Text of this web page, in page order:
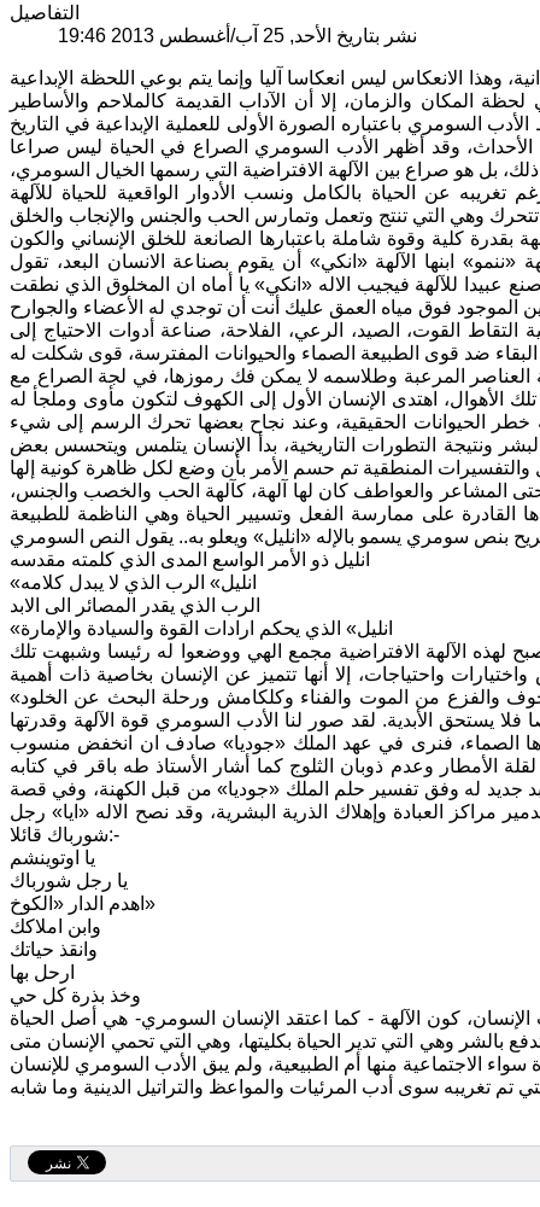
التفاصيل
نشر بتاريخ الأحد, 25 آب/أغسطس 2013 19:46
وهذا الانعكاس ليس انعكاسا آليا وإنما يتم بوعي اللحظة الإبداعية
المكان والزمان، إلا أن الآداب القديمة كالملاحم والأساطير
السومري باعتباره الصورة الأولى للعملية الإبداعية في التاريخ
وقد أظهر الأدب السومري الصراع في الحياة ليس صراعا
بل هو صراع بين الآلهة الافتراضية التي رسمها الخيال السومري،
عن الحياة بالكامل ونسب الأدوار الواقعية للحياة للآلهة
كلية وقوة شاملة باعتبارها الصانعة للخلق الإنساني والكون
ابنها الآلهة «انكي» أن يقوم بصناعة الانسان البعد، تقول
عبيدا للآلهة فيجيب الاله «انكي» يا أماه ان المخلوق الذي نطقت
التقاط القوت، الصيد، الرعي، الفلاحة، صناعة أدوات الاحتياج إلى
ضد قوى الطبيعة الصماء والحيوانات المفترسة، قوى شكلت له
المرعبة وطلاسمه لا يمكن فك رموزها، في لجة الصراع مع
اهتدى الإنسان الأول إلى الكهوف لتكون مأوى وملجأ له
الحيوانات الحقيقية، وعند نجاح بعضها تحرك الرسم إلى شيء
ونتيجة التطورات التاريخية، بدأ الإنسان يتلمس ويتحسس بعض
المشاعر والعواطف كان لها آلهة، كآلهة الحب والخصب والجنس،
القادرة على ممارسة الفعل وتسيير الحياة وهي الناظمة للطبيعة
انليل ذو الأمر الواسع المدى الذي كلمته مقدسه
«انليل» الرب الذي لا يبدل كلامه
الرب الذي يقدر المصائر الى الابد
«انليل» الذي يحكم ارادات القوة والسيادة والإمارة
الآلهة الافتراضية مجمع الهي ووضعوا له رئيسا وشبهت تلك
واحتياجات، إلا أنها تتميز عن الإنسان بخاصية ذات أهمية
والفزع من الموت والفناء وكلكامش ورحلة البحث عن الخلود»
يستحق الأبدية. لقد صور لنا الأدب السومري قوة الآلهة وقدرتها
الصماء، فنرى في عهد الملك «جوديا» صادف ان انخفض منسوب
وعدم ذوبان الثلوج كما أشار الأستاذ طه باقر في كتابه
جديد له وفق تفسير حلم الملك «جوديا» من قبل الكهنة، وفي قصة
العبادة وإهلاك الذرية البشرية، وقد نصح الاله «ايا» رجل
شورباك قائلا:-
يا اوتوينشم
يا رجل شورباك
اهدم الدار «الكوخ»
وابن املاكك
وانقذ حياتك
ارحل بها
وخذ بذرة كل حي
كون الآلهة - كما اعتقد الإنسان السومري- هي أصل الحياة
بالشر وهي التي تدير الحياة بكليتها، وهي التي تحمي الإنسان متى
الاجتماعية منها أم الطبيعية، ولم يبق الأدب السومري للإنسان